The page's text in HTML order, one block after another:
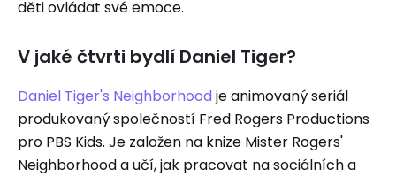
děti ovládat své emoce.
V jaké čtvrti bydlí Daniel Tiger?
Daniel Tiger's Neighborhood je animovaný seriál
produkovaný společností Fred Rogers Productions
pro PBS Kids. Je založen na knize Mister Rogers'
Neighborhood a učí, jak pracovat na sociálních a